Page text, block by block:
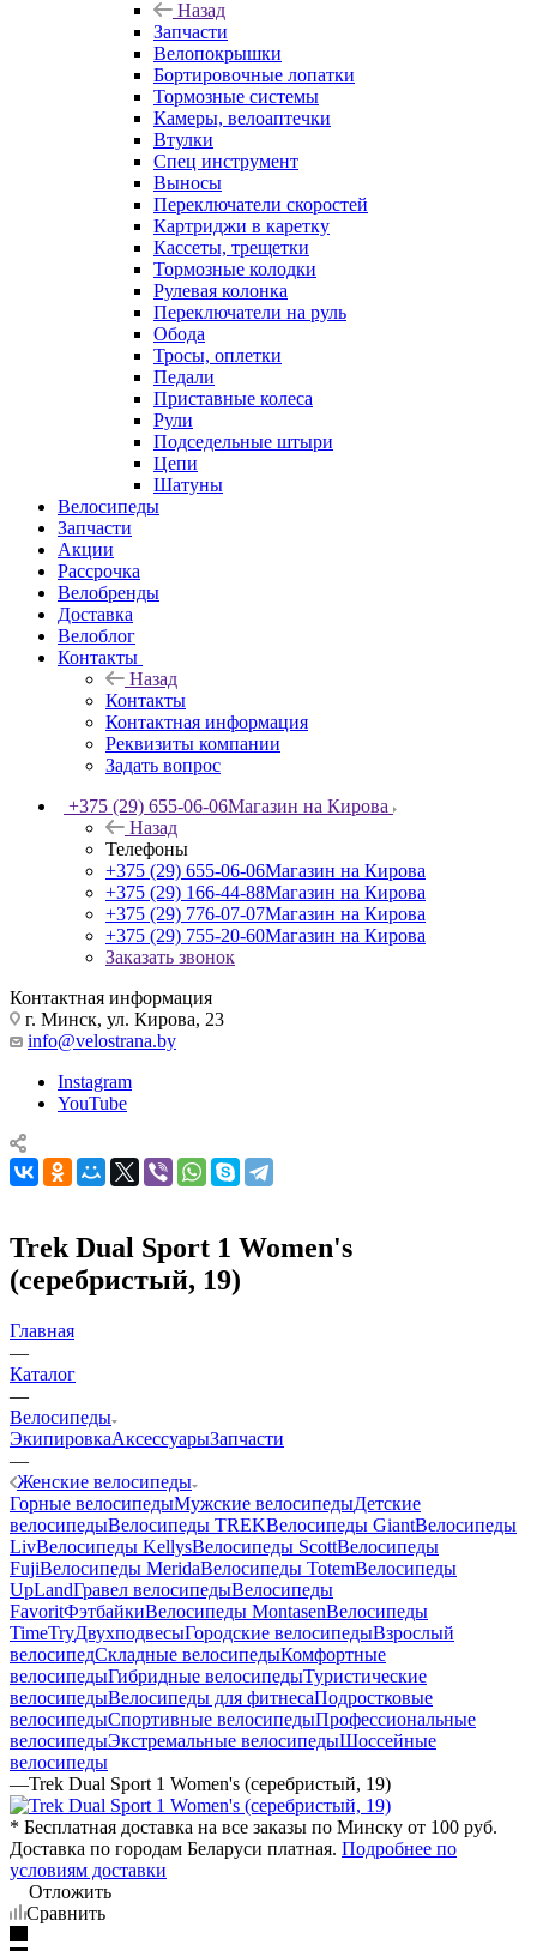
Назад
Запчасти
Велопокрышки
Бортировочные лопатки
Тормозные системы
Камеры, велоаптечки
Втулки
Спец инструмент
Выносы
Переключатели скоростей
Картриджи в каретку
Кассеты, трещетки
Тормозные колодки
Рулевая колонка
Переключатели на руль
Обода
Тросы, оплетки
Педали
Приставные колеса
Рули
Подседельные штыри
Цепи
Шатуны
Велосипеды
Запчасти
Акции
Рассрочка
Велобренды
Доставка
Велоблог
Контакты
Назад
Контакты
Контактная информация
Реквизиты компании
Задать вопрос
+375 (29) 655-06-06Магазин на Кирова
Назад
Телефоны
+375 (29) 655-06-06Магазин на Кирова
+375 (29) 166-44-88Магазин на Кирова
+375 (29) 776-07-07Магазин на Кирова
+375 (29) 755-20-60Магазин на Кирова
Заказать звонок
Контактная информация
г. Минск, ул. Кирова, 23
info@velostrana.by
Instagram
YouTube
Trek Dual Sport 1 Women's
(серебристый, 19)
Главная
—
Каталог
—
Велосипеды
ЭкипировкаАксессуарыЗапчасти
—
Женские велосипеды
Горные велосипедыМужские велосипедыДетские
велосипедыВелосипеды TREKВелосипеды GiantВелосипеды
LivВелосипеды KellysВелосипеды ScottВелосипеды
FujiВелосипеды MeridaВелосипеды TotemВелосипеды
UpLandГравел велосипедыВелосипеды
FavoritФэтбайкиВелосипеды MontasenВелосипеды
TimeTryДвухподвесыГородские велосипедыВзрослый
велосипедСкладные велосипедыКомфортные
велосипедыГибридные велосипедыТуристические
велосипедыВелосипеды для фитнесаПодростковые
велосипедыСпортивные велосипедыПрофессиональные
велосипедыЭкстремальные велосипедыШоссейные
велосипеды
—Trek Dual Sport 1 Women's (серебристый, 19)
* Бесплатная доставка на все заказы по Минску от 100 руб.
Доставка по городам Беларуси платная. Подробнее по
условиям доставки
Отложить
Сравнить